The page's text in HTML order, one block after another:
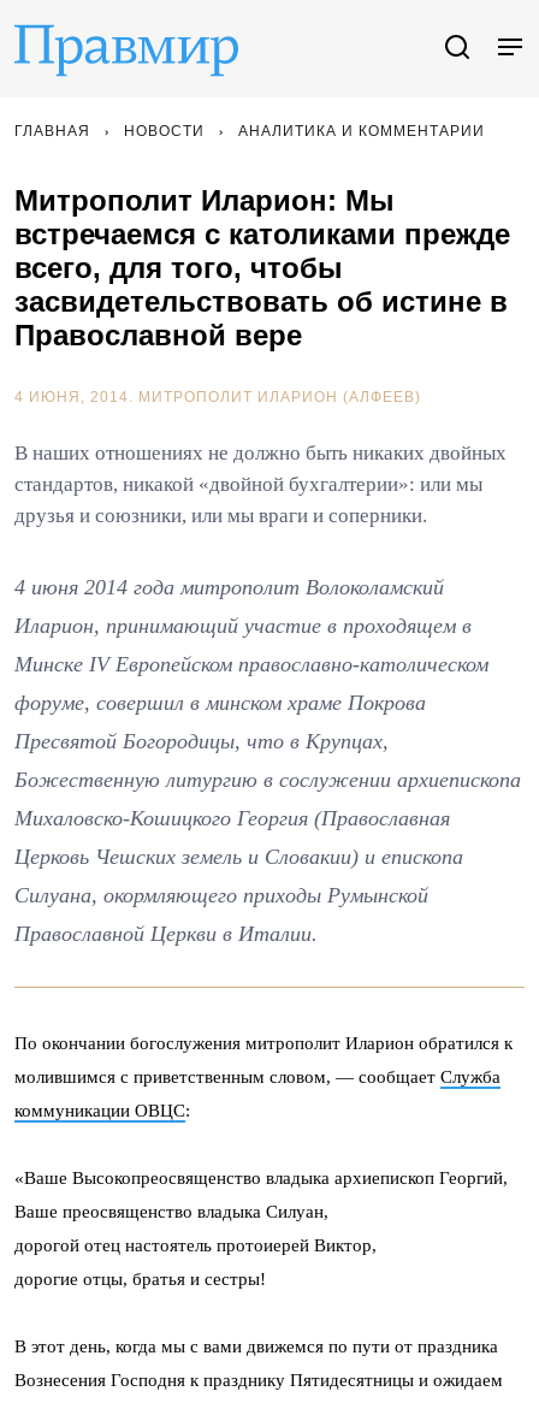
ГЛАВНАЯ НОВОСТИ АНАЛИТИКА И КОММЕНТАРИИ
Митрополит Иларион: Мы
встречаемся с католиками прежде
всего, для того, чтобы
засвидетельствовать об истине в
Православной вере
4 ИЮНЯ, 2014. МИТРОПОЛИТ ИЛАРИОН (АЛФЕЕВ)
В наших отношениях не должно быть никаких двойных
стандартов, никакой «двойной бухгалтерии»: или мы
друзья и союзники, или мы враги и соперники.
4 июня 2014 года митрополит Волоколамский
Иларион, принимающий участие в проходящем в
Минске IV Европейском православно-католическом
форуме, совершил в минском храме Покрова
Пресвятой Богородицы, что в Крупцах,
Божественную литургию в сослужении архиепископа
Михаловско-Кошицкого Георгия (Православная
Церковь Чешских земель и Словакии) и епископа
Силуана, окормляющего приходы Румынской
Православной Церкви в Италии.
По окончании богослужения митрополит Иларион обратился к
молившимся с приветственным словом, — сообщает Служба
коммуникации ОВЦС:
«Ваше Высокопреосвященство владыка архиепископ Георгий,
Ваше преосвященство владыка Силуан,
дорогой отец настоятель протоиерей Виктор,
дорогие отцы, братья и сестры!
В этот день, когда мы с вами движемся по пути от праздника
Вознесения Господня к празднику Пятидесятницы и ожидаем